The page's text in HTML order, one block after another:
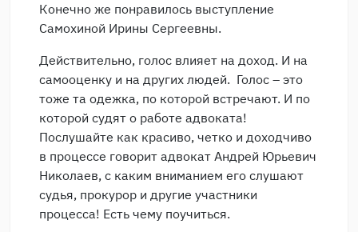
Конечно же понравилось выступление
Самохиной Ирины Сергеевны.
Действительно, голос влияет на доход. И на
самооценку и на других людей. Голос – это
тоже та одежка, по которой встречают. И по
которой судят о работе адвоката!
Послушайте как красиво, четко и доходчиво
в процессе говорит адвокат Андрей Юрьевич
Николаев, с каким вниманием его слушают
судья, прокурор и другие участники
процесса! Есть чему поучиться.